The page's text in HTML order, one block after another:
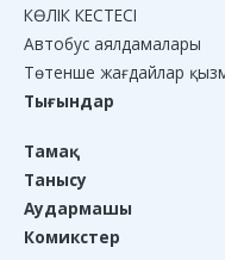
КӨЛІК КЕСТЕСІ
Автобус аялдамалары
Төтенше жағдайлар
Тығындар
Тамақ
Танысу
Аудармашы
Комикстер